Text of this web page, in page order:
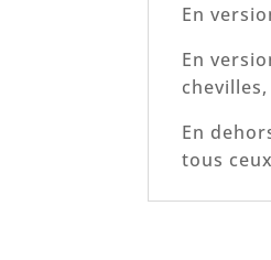
En
En
En
tous